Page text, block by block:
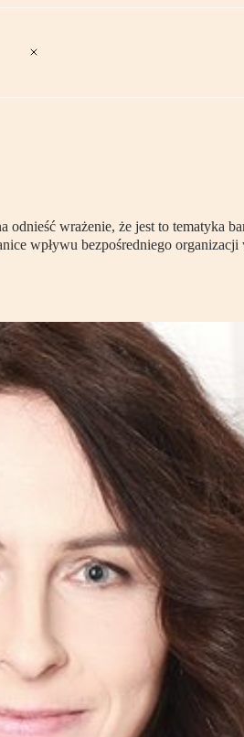
wrażenie, że jest to tematyka
wpływu bezpośredniego